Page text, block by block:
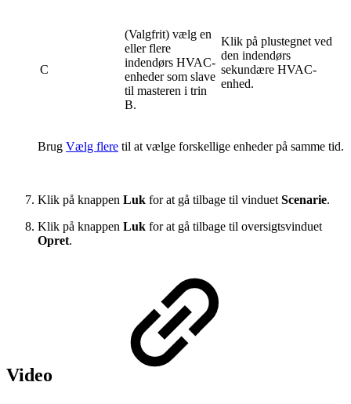
C
(Valgfrit) vælg en
eller flere
indendørs HVAC-
enheder som slave
til masteren i trin
B.
Klik på plustegnet ved
den indendørs
sekundære HVAC-
enhed.
Brug Vælg flere til at vælge forskellige enheder på samme tid.
Klik på knappen Luk for at gå tilbage til vinduet Scenarie.
Klik på knappen Luk for at gå tilbage til oversigtsvinduet
Opret.
Video